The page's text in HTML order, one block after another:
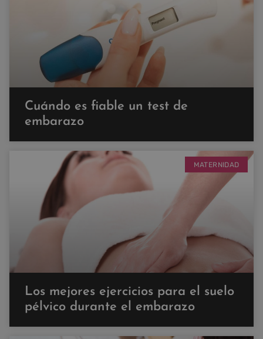
Cuándo es fiable un test de
embarazo
MATERNIDAD
Los mejores ejercicios para el suelo
pélvico durante el embarazo